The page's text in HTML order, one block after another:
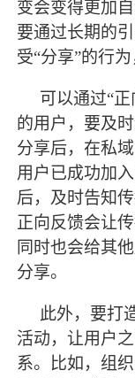
变会变得更加
要通过长期的
受“分享”的行
可以通过“
的用户，要及
分享后，在私
用户已成功加
后，及时告知
正向反馈会让
同时也会给其
分享。
此外，要打
活动，让用户
系。比如，组